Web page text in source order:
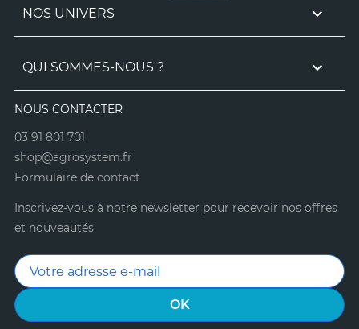
NOS UNIVERS 
QUI SOMMES-NOUS ? 
NOUS CONTACTER
03 91 801 701
shop@agrosystem.fr
Formulaire de contact
Inscrivez-vous à notre newsletter pour recevoir nos offres
et nouveautés